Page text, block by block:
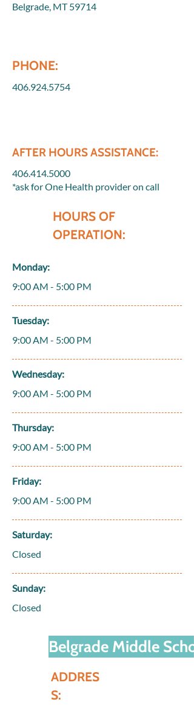
Belgrade, MT 59714
PHONE:
406.924.5754
AFTER HOURS ASSISTANCE:
406.414.5000
*ask for One Health provider on call
HOURS OF
OPERATION:
Monday:
9:00 AM - 5:00 PM
Tuesday:
9:00 AM - 5:00 PM
Wednesday:
9:00 AM - 5:00 PM
Thursday:
9:00 AM - 5:00 PM
Friday:
9:00 AM - 5:00 PM
Saturday:
Closed
Sunday:
Closed
Belgrade Middle
ADDRES
S: